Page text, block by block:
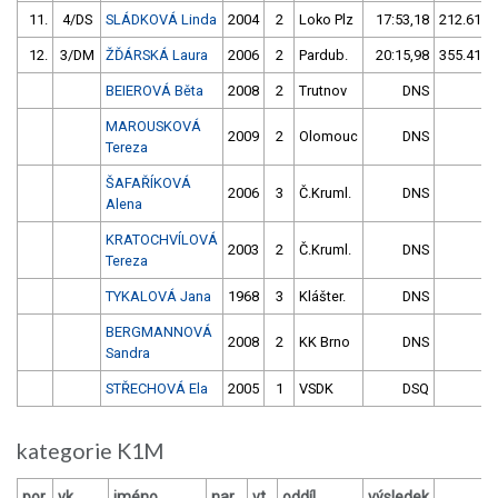
11. 4/DS SLÁDKOVÁ Linda 2004 2 Loko Plz 17:53,18 212.61/
12. 3/DM ŽĎÁRSKÁ Laura 2006 2 Pardub. 20:15,98 355.41/
BEIEROVÁ Běta 2008 2 Trutnov DNS
MAROUSKOVÁ
Tereza
2009 2 Olomouc DNS
ŠAFAŘÍKOVÁ
Alena
2006 3 Č.Kruml. DNS
KRATOCHVÍLOVÁ
Tereza
2003 2 Č.Kruml. DNS
TYKALOVÁ Jana 1968 3 Klášter. DNS
BERGMANNOVÁ
Sandra
2008 2 KK Brno DNS
STŘECHOVÁ Ela 2005 1 VSDK DSQ
kategorie K1M